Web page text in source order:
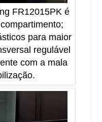
FR12015PK é
para maior
regulável
com a mala